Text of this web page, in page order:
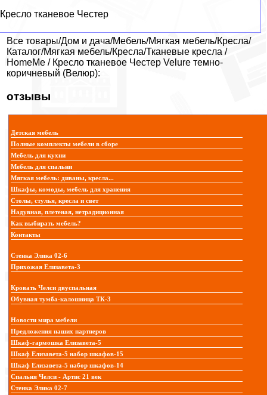
Кресло тканевое Честер
Все товары/Дом и дача/Мебель/Мягкая мебель/Кресла/
Каталог/Мягкая мебель/Кресла/Тканевые кресла /
HomeMe / Кресло тканевое Честер Velure темно-
коричневый (Велюр):
отзывы
Детская мебель
Полные комплекты мебели в сборе
Мебель для кухни
Мебель для спальни
Мягкая мебель: диваны, кресла...
Шкафы, комоды, мебель для хранения
Столы, стулья, кресла и свет
Надувная, плетеная, нетрадиционная
Как выбирать мебель?
Контакты
Стенка Элика 02-6
Прихожая Елизавета-3
Кровать Челси двуспальная
Обувная тумба-калошница ТК-3
Новости мира мебели
Предложения наших партнеров
Шкаф-гармошка Елизавета-5
Шкаф Елизавета-5 набор шкафов-15
Шкаф Елизавета-5 набор шкафов-14
Спальня Челси - Артис 21 век
Стенка Элика 02-7